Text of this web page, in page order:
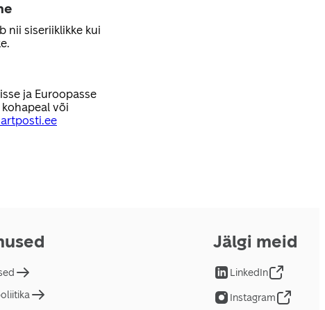
nii siseriiklikke kui
ja Euroopasse
või
Jälgi meid
LinkedIn
Instagram